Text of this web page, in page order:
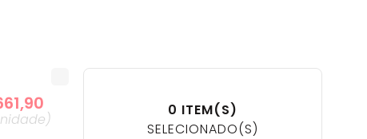
,90
)
0 ITEM(S)
SELECIONADO(S)